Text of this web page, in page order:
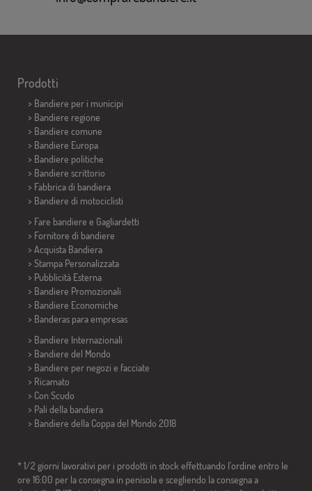
Prodotti
> Bandiere per i municipi
> Bandiere regione
> Bandiere comune
> Bandiere Europa
> Bandiere politiche
> Bandiere scrittorio
> Fabbrica di bandiera
> Bandiere di motociclisti
> Fare bandiere e Gagliardetti
> Fornitore di bandiere
> Acquista Bandiera
> Stampa Personalizzata
> Pubblicità Esterna
> Bandiere Promozionali
> Bandiere Economiche
> Banderas para empresas
> Bandiere Internazionali
> Bandiere del Mondo
> Bandiere per negozi e facciate
> Ricamato
> Con Scudo
> Pali della bandiera
> Bandiere della Coppa del Mondo 2018
* 1/2 giorni lavorativi per i prodotti in stock effettuando l'ordine entro le
ore 16:00 per la consegna in penisola e scegliendo la consegna a